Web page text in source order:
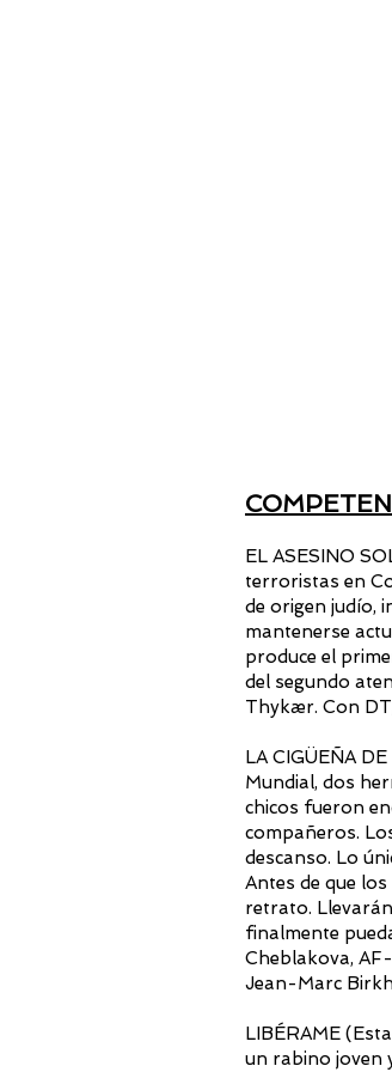
EL ASESINO
terroristas en
de origen judío,
mantenerse
produce el
del segundo
Thykær. Con
LA CIGÜEÑA
Mundial, dos
chicos fueron
compañeros.
descanso. Lo
Antes de que
retrato.
finalmente
Cheblakova,
Jean-Marc
LIBÉRAME
un rabino joven